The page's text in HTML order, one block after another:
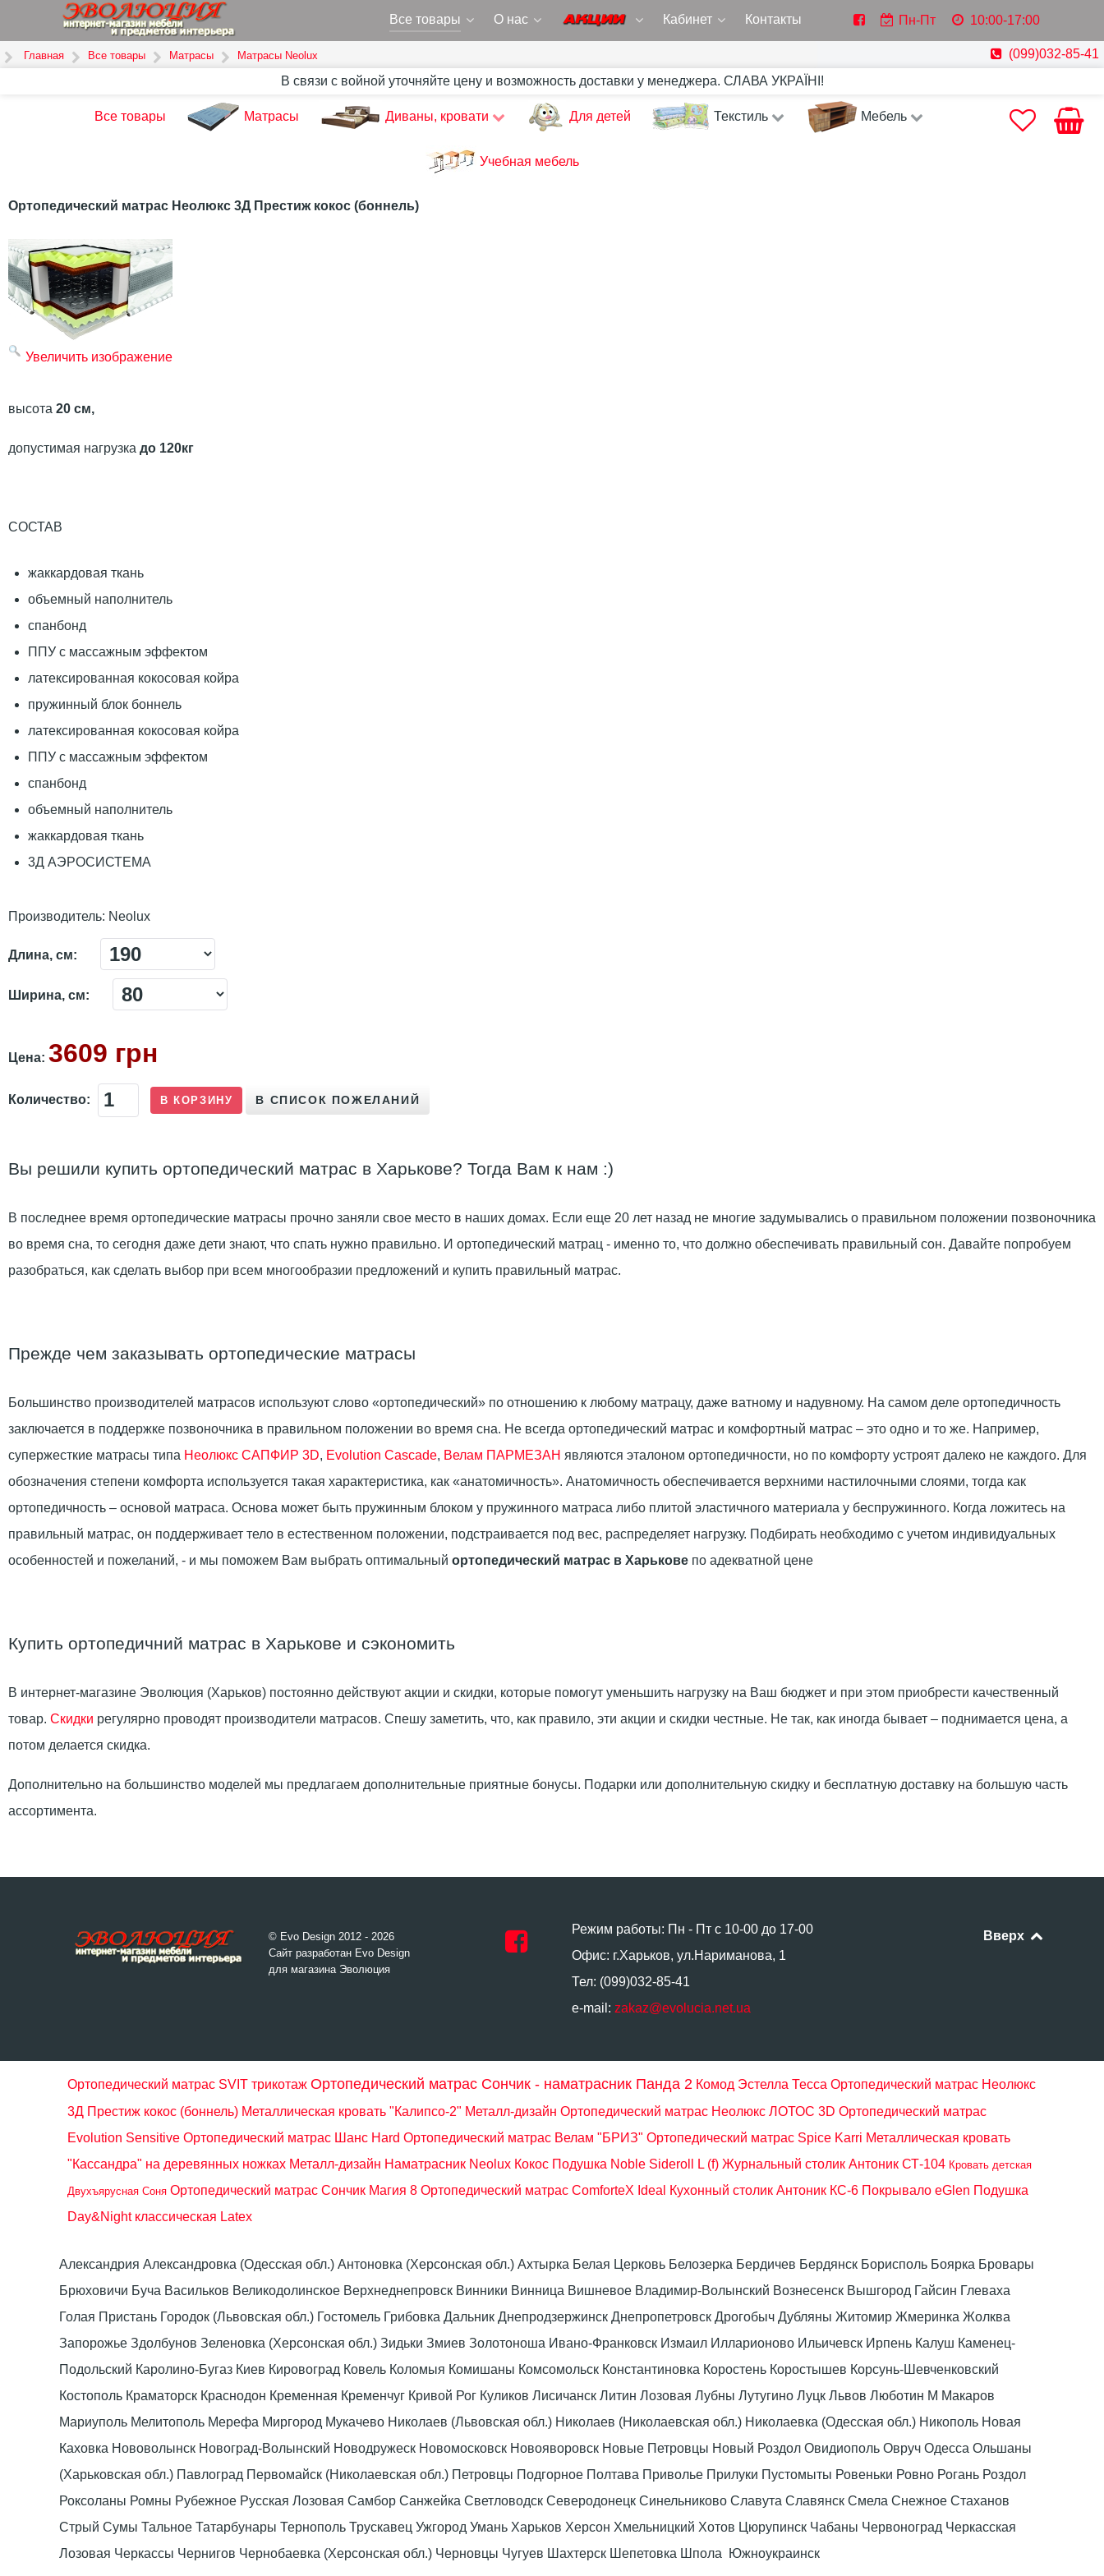
Все товары О нас Кабинет Контакты Пн-Пт 10:00-17:00
Главная Все товары Матрасы Матрасы Neolux
(099)032-85-41
В связи с войной уточняйте цену и возможность доставки у менеджера. СЛАВА УКРАЇНІ!
Все товары Матрасы Диваны, кровати Для детей Текстиль Мебель
Учебная мебель
Ортопедический матрас Неолюкс 3Д Преcтиж кокос (боннель)
Увеличить изображение
высота 20 см,
допустимая нагрузка до 120кг
СОСТАВ
жаккардовая ткань
объемный наполнитель
спанбонд
ППУ с массажным эффектом
латексированная кокосовая койра
пружинный блок боннель
латексированная кокосовая койра
ППУ с массажным эффектом
спанбонд
объемный наполнитель
жаккардовая ткань
3Д АЭРОСИСТЕМА
Производитель: Neolux
Длина, см:
Ширина, см:
Цена: 3609 грн
Количество:
Вы решили купить ортопедический матрас в Харькове? Тогда Вам к нам :)
В последнее время ортопедические матрасы прочно заняли свое место в наших домах. Если еще 20 лет назад не многие задумывались о правильном положении позвоночника
во время сна, то сегодня даже дети знают, что спать нужно правильно. И ортопедический матрац - именно то, что должно обеспечивать правильный сон. Давайте попробуем
разобраться, как сделать выбор при всем многообразии предложений и купить правильный матрас.
Прежде чем заказывать ортопедические матрасы
Большинство производителей матрасов используют слово «ортопедический» по отношению к любому матрацу, даже ватному и надувному. На самом деле ортопедичность
заключается в поддержке позвоночника в правильном положении во время сна. Не всегда ортопедический матрас и комфортный матрас – это одно и то же. Например,
супержесткие матрасы типа Неолюкс САПФИР 3D, Evolution Cascade, Велам ПАРМЕЗАН являются эталоном ортопедичности, но по комфорту устроят далеко не каждого. Для
обозначения степени комфорта используется такая характеристика, как «анатомичность». Анатомичность обеспечивается верхними настилочными слоями, тогда как
ортопедичность – основой матраса. Основа может быть пружинным блоком у пружинного матраса либо плитой эластичного материала у беспружинного. Когда ложитесь на
правильный матрас, он поддерживает тело в естественном положении, подстраивается под вес, распределяет нагрузку. Подбирать необходимо с учетом индивидуальных
особенностей и пожеланий, - и мы поможем Вам выбрать оптимальный ортопедический матрас в Харькове по адекватной цене
Купить ортопедичний матрас в Харькове и сэкономить
В интернет-магазине Эволюция (Харьков) постоянно действуют акции и скидки, которые помогут уменьшить нагрузку на Ваш бюджет и при этом приобрести качественный
товар. Скидки регулярно проводят производители матрасов. Спешу заметить, что, как правило, эти акции и скидки честные. Не так, как иногда бывает – поднимается цена, а
потом делается скидка.
Дополнительно на большинство моделей мы предлагаем дополнительные приятные бонусы. Подарки или дополнительную скидку и бесплатную доставку на большую часть
ассортимента.
© Evo Design 2012 - 2026
Сайт разработан Evo Design
для магазина Эволюция
Режим работы: Пн - Пт с 10-00 до 17-00
Офис: г.Харьков, ул.Нариманова, 1
Тел: (099)032-85-41
e-mail: zakaz@evolucia.net.ua
Вверх
Ортопедический матрас SVIT трикотаж Ортопедический матрас Сончик - наматрасник Панда 2 Комод Эстелла Тесса Ортопедический матрас Неолюкс
3Д Преcтиж кокос (боннель) Металлическая кровать "Калипсо-2" Металл-дизайн Ортопедический матрас Неолюкс ЛОТОС 3D Ортопедический матрас
Evolution Sensitive Ортопедический матрас Шанс Hard Ортопедический матрас Велам "БРИЗ" Ортопедический матрас Spice Karri Металлическая кровать
"Кассандра" на деревянных ножках Металл-дизайн Наматрасник Neolux Кокос Подушка Noble Sideroll L (f) Журнальный столик Антоник СТ-104 Кровать детская
Двухъярусная Соня Ортопедический матрас Сончик Магия 8 Ортопедический матрас ComforteX Ideal Кухонный столик Антоник КС-6 Покрывало eGlen Подушка
Day&Night классическая Latex
Александрия Александровка (Одесская обл.) Антоновка (Херсонская обл.) Ахтырка Белая Церковь Белозерка Бердичев Бердянск Борисполь Боярка Бровары
Брюховичи Буча Васильков Великодолинское Верхнеднепровск Винники Винница Вишневое Владимир-Волынский Вознесенск Вышгород Гайсин Глеваха
Голая Пристань Городок (Львовская обл.) Гостомель Грибовка Дальник Днепродзержинск Днепропетровск Дрогобыч Дубляны Житомир Жмеринка Жолква
Запорожье Здолбунов Зеленовка (Херсонская обл.) Зидьки Змиев Золотоноша Ивано-Франковск Измаил Илларионово Ильичевск Ирпень Калуш Каменец-
Подольский Каролино-Бугаз Киев Кировоград Ковель Коломыя Комишаны Комсомольск Константиновка Коростень Коростышев Корсунь-Шевченковский
Костополь Краматорск Краснодон Кременная Кременчуг Кривой Рог Куликов Лисичанск Литин Лозовая Лубны Лутугино Луцк Львов Люботин М Макаров
Мариуполь Мелитополь Мерефа Миргород Мукачево Николаев (Львовская обл.) Николаев (Николаевская обл.) Николаевка (Одесская обл.) Никополь Новая
Каховка Нововолынск Новоград-Волынский Новодружеск Новомосковск Новояворовск Новые Петровцы Новый Роздол Овидиополь Овруч Одесса Ольшаны
(Харьковская обл.) Павлоград Первомайск (Николаевская обл.) Петровцы Подгорное Полтава Приволье Прилуки Пустомыты Ровеньки Ровно Рогань Роздол
Роксоланы Ромны Рубежное Русская Лозовая Самбор Санжейка Светловодск Северодонецк Синельниково Славута Славянск Смела Снежное Стаханов
Стрый Сумы Тальное Татарбунары Тернополь Трускавец Ужгород Умань Харьков Херсон Хмельницкий Хотов Цюрупинск Чабаны Червоноград Черкасская
Лозовая Черкассы Чернигов Чернобаевка (Херсонская обл.) Черновцы Чугуев Шахтерск Шепетовка Шпола Южноукраинск